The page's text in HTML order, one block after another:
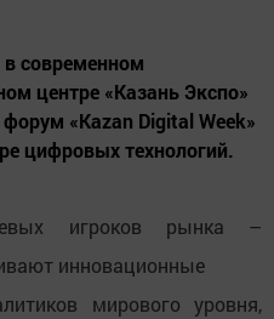
в современном
центре «Казань Экспо»
«Kazan Digital Week»
цифровых технологий.
игроков рынка –
инновационные
мирового уровня,